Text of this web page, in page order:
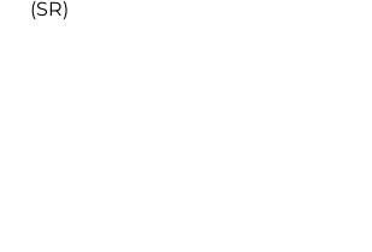
(SR)